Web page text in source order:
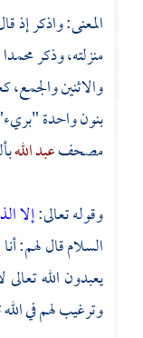
المعنى: واذكر إذ
منزلته، وذكرمحمدا
والاثنين
بنون واحدة
مصحفعبد الله
وقوله تعالى:إلا
السلام قال لهم:
يعبدون الله
وترغيب لهم في